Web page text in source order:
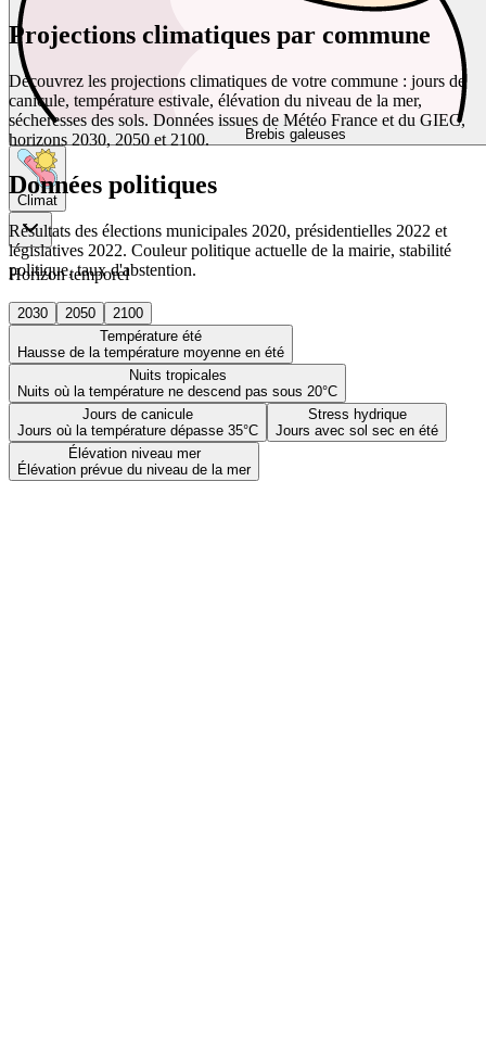
Brebis galeuses
Climat
Horizon temporel
2030 2050
2100
Température été
Hausse de la température moyenne en été
Nuits tropicales
Nuits où la température ne descend pas sous 20°C
Jours de canicule
Jours où la température dépasse 35°C
Stress hydrique
Jours avec sol sec en été
Élévation niveau mer
Élévation prévue du niveau de la mer
Projections climatiques par commune
Découvrez les projections climatiques de votre commune : jours de
canicule, température estivale, élévation du niveau de la mer,
sécheresses des sols. Données issues de Météo France et du GIEC,
horizons 2030, 2050 et 2100.
Données politiques
Résultats des élections municipales 2020, présidentielles 2022 et
législatives 2022. Couleur politique actuelle de la mairie, stabilité
politique, taux d'abstention.